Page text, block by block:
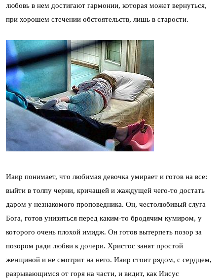
любовь в нем достигают гармонии, которая может вернуться,
при хорошем стечении обстоятельств, лишь в старости.
Иаир понимает, что любимая девочка умирает и готов на все:
выйти в толпу черни, кричащей и жаждущей чего-то достать
даром у незнакомого проповедника. Он, честолюбивый слуга
Бога, готов унизиться перед каким-то бродячим кумиром, у
которого очень плохой имидж. Он готов вытерпеть позор за
позором ради любви к дочери. Христос занят простой
женщиной и не смотрит на него. Иаир стоит рядом, с сердцем,
разрывающимся от горя на части, и видит, как Иисус